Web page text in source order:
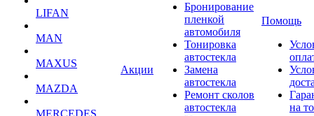
LIFAN
MAN
MAXUS
MAZDA
MERCEDES
Акции
Бронирование
пленкой
автомобиля
Тонировка
автостекла
Замена
автостекла
Ремонт сколов
автостекла
Помощь
на